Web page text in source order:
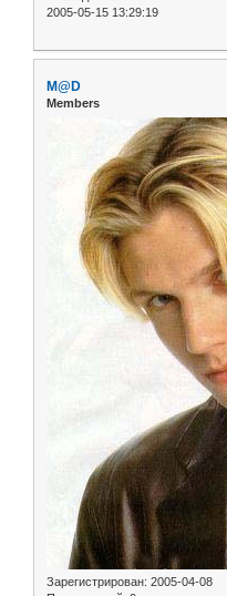
2005-05-15 13:29:19
M@D
Members
Зарегистрирован: 2005-04-08